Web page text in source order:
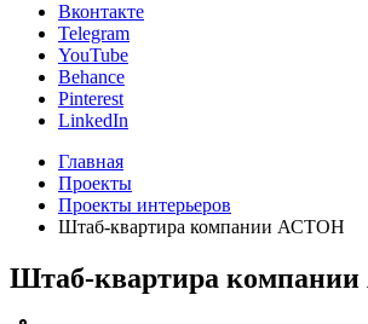
Вконтакте
Telegram
YouTube
Behance
Pinterest
LinkedIn
Главная
Проекты
Проекты интерьеров
Штаб-квартира компании АСТОН
Штаб-квартира